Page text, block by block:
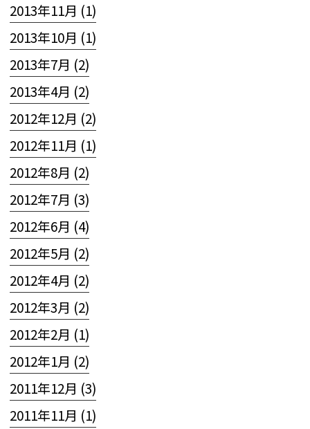
2013年11月 (1)
2013年10月 (1)
2013年7月 (2)
2013年4月 (2)
2012年12月 (2)
2012年11月 (1)
2012年8月 (2)
2012年7月 (3)
2012年6月 (4)
2012年5月 (2)
2012年4月 (2)
2012年3月 (2)
2012年2月 (1)
2012年1月 (2)
2011年12月 (3)
2011年11月 (1)